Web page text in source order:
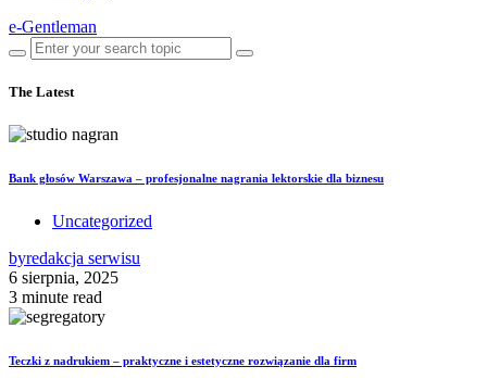
e-Gentleman
The Latest
Bank głosów Warszawa – profesjonalne nagrania lektorskie dla biznesu
Uncategorized
byredakcja serwisu
6 sierpnia, 2025
3 minute read
Teczki z nadrukiem – praktyczne i estetyczne rozwiązanie dla firm